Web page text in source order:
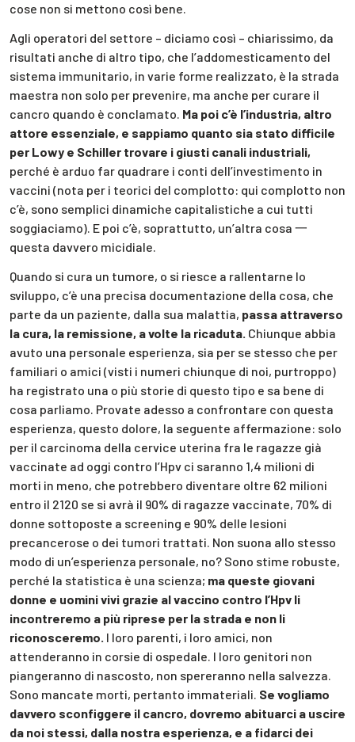
cose non si mettono così bene.
Agli operatori del settore – diciamo così – chiarissimo, da
risultati anche di altro tipo, che l’addomesticamento del
sistema immunitario, in varie forme realizzato, è la strada
maestra non solo per prevenire, ma anche per curare il
cancro quando è conclamato. Ma poi c’è l’industria, altro
attore essenziale, e sappiamo quanto sia stato difficile
per Lowy e Schiller trovare i giusti canali industriali,
perché è arduo far quadrare i conti dell’investimento in
vaccini (nota per i teorici del complotto: qui complotto non
c’è, sono semplici dinamiche capitalistiche a cui tutti
soggiaciamo). E poi c’è, soprattutto, un’altra cosa 一
questa davvero micidiale.
Quando si cura un tumore, o si riesce a rallentarne lo
sviluppo, c’è una precisa documentazione della cosa, che
parte da un paziente, dalla sua malattia, passa attraverso
la cura, la remissione, a volte la ricaduta. Chiunque abbia
avuto una personale esperienza, sia per se stesso che per
familiari o amici (visti i numeri chiunque di noi, purtroppo)
ha registrato una o più storie di questo tipo e sa bene di
cosa parliamo. Provate adesso a confrontare con questa
esperienza, questo dolore, la seguente affermazione: solo
per il carcinoma della cervice uterina fra le ragazze già
vaccinate ad oggi contro l’Hpv ci saranno 1,4 milioni di
morti in meno, che potrebbero diventare oltre 62 milioni
entro il 2120 se si avrà il 90% di ragazze vaccinate, 70% di
donne sottoposte a screening e 90% delle lesioni
precancerose o dei tumori trattati. Non suona allo stesso
modo di un’esperienza personale, no? Sono stime robuste,
perché la statistica è una scienza; ma queste giovani
donne e uomini vivi grazie al vaccino contro l’Hpv li
incontreremo a più riprese per la strada e non li
riconosceremo. I loro parenti, i loro amici, non
attenderanno in corsie di ospedale. I loro genitori non
piangeranno di nascosto, non spereranno nella salvezza.
Sono mancate morti, pertanto immateriali. Se vogliamo
davvero sconfiggere il cancro, dovremo abituarci a uscire
da noi stessi, dalla nostra esperienza, e a fidarci dei